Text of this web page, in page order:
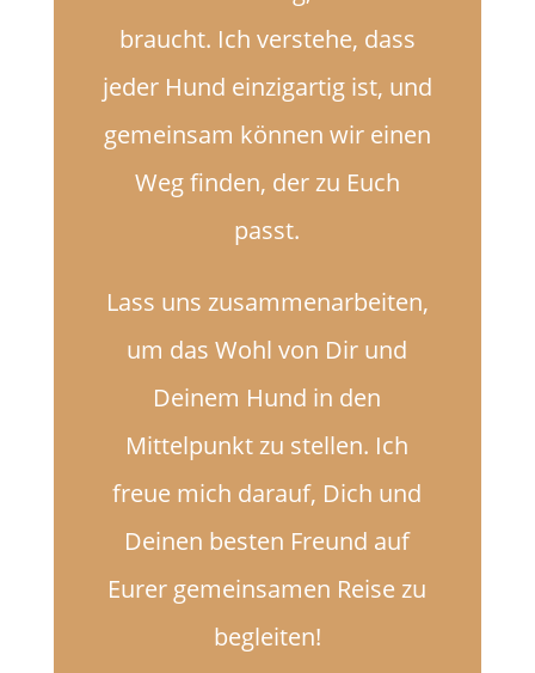
braucht. Ich verstehe, dass
jeder Hund einzigartig ist, und
gemeinsam können wir einen
Weg finden, der zu Euch
passt.
Lass uns zusammenarbeiten,
um das Wohl von Dir und
Deinem Hund in den
Mittelpunkt zu stellen. Ich
freue mich darauf, Dich und
Deinen besten Freund auf
Eurer gemeinsamen Reise zu
begleiten!